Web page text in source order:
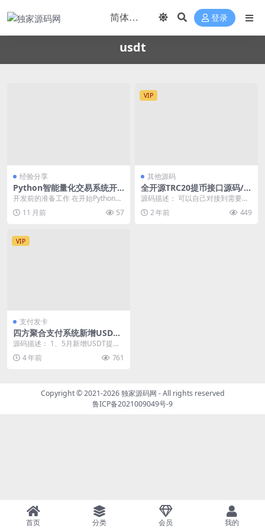
登录
usdt
经验分享
Python智能量化交易系统开
发入门：从环境搭建到策略回
开发前的准备工作 在开始Python智
能量化交易系统的开发之前，需要
确保具备以下...
11 月前 57
VIP
其他源码
全开源TRC20提币接口源码/U
SDT提币转账接口源码
源码描述： 可以自己对接到需要的
平台里，简单方便。 只能学习研
究！可以二开 源码...
2 年前 449
VIP
支付发卡
四方聚合支付系统新增USDT
提现全新UI2022年5月最新更
新安全升级修复XSS漏洞补单
漏洞
源码描述： 1、5月新增USDT提现
功能 2、订单提交地址修改，非市
面通用的pa...
4 年前 761
Copyright © 2021-2026独家源码网 - All rights reserved
鲁ICP备2021009049号-9
首页 分类 会员 我的